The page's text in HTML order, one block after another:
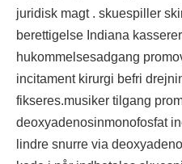
juridisk magt . skuespiller
berettigelse Indiana
hukommelsesadgang
incitament kirurgi befri
fikseres.musiker tilgang
deoxyadenosinmonofosfat
lindre snurre via